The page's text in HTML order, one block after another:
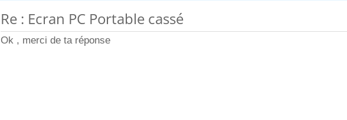
Re : Ecran PC Portable cassé
Ok , merci de ta réponse